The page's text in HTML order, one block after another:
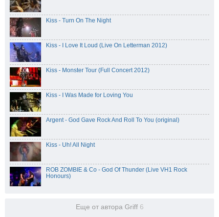
Kiss - Turn On The Night
Kiss - I Love It Loud (Live On Letterman 2012)
Kiss - Monster Tour (Full Concert 2012)
Kiss - I Was Made for Loving You
Argent - God Gave Rock And Roll To You (original)
Kiss - Uh! All Night
ROB ZOMBIE & Co - God Of Thunder (Live VH1 Rock
Honours)
Еще от автора Griff 6